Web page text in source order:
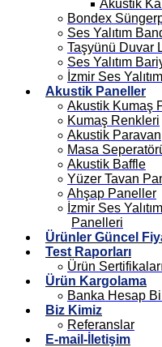
Akustik
Bondex
Ses Yalıtım
Taşyünü Duvar
Ses Yalıtım
İzmir Ses
Akustik Paneller
Akustik Kumaş
Kumaş Renkleri
Akustik Paravan
Masa
Akustik Baffle
Yüzer Tavan
Ahşap Paneller
İzmir Ses Yalıtım
Panelleri
Ürünler Güncel
Test Raporları
Ürün Sertifikaları
Ürün Kargolama
Banka Hesap
Biz Kimiz
Referanslar
E-mail-İletişim